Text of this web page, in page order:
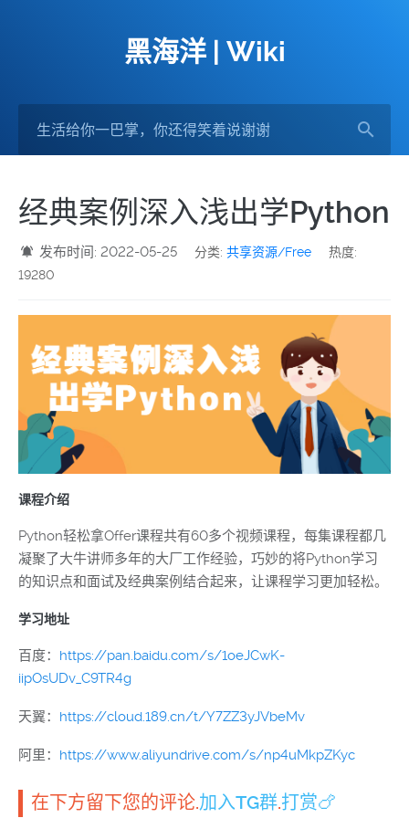
黑海洋 | Wiki
经典案例深入浅出学Python
发布时间: 2022-05-25 分类:共享资源/Free
热度:
19280
课程介绍
Python轻松拿Offer课程共有60多个视频课程，每集课程都几
凝聚了大牛讲师多年的大厂工作经验，巧妙的将Python学习
的知识点和面试及经典案例结合起来，让课程学习更加轻松。
学习地址
百度： https://pan.baidu.com/s/1oeJCwK-
iipOsUDv_C9TR4g
天翼： https://cloud.189.cn/t/Y7ZZ3yJVbeMv
阿里： https://www.aliyundrive.com/s/np4uMkpZKyc
在下方留下您的评论.加入TG群.打赏🍗